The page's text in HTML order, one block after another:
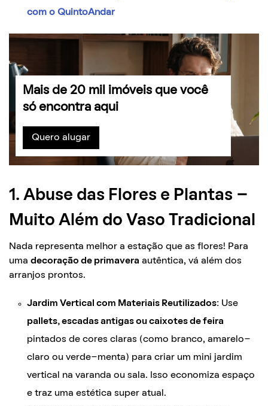
com o QuintoAndar
Mais de 20 mil imóveis que você
só encontra aqui
Quero alugar
1. Abuse das Flores e Plantas –
Muito Além do Vaso Tradicional
Nada representa melhor a estação que as flores! Para
uma decoração de primavera autêntica, vá além dos
arranjos prontos.
Jardim Vertical com Materiais Reutilizados: Use
pallets, escadas antigas ou caixotes de feira
pintados de cores claras (como branco, amarelo-
claro ou verde-menta) para criar um mini jardim
vertical na varanda ou sala. Isso economiza espaço
e traz uma estética super atual.